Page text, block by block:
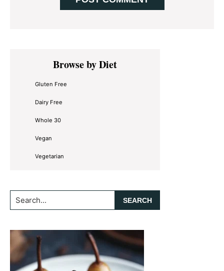
Primary
SidebarBrowse by Diet
Gluten Free
Dairy Free
Whole 30
Vegan
Vegetarian
Search...